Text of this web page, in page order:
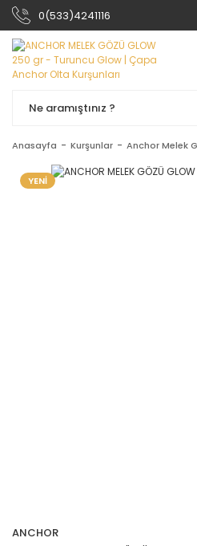
0(533)4241116
Anasayfa Kurşunlar Anchor Melek
YENİ
ANCHOR